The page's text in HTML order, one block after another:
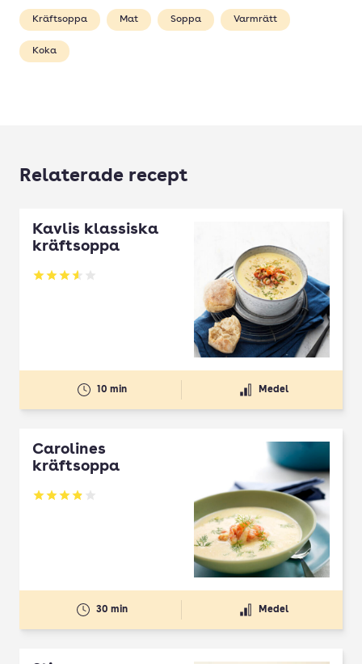
Kräftsoppa Mat Soppa Varmrätt
Koka
Relaterade recept
Kavlis klassiska
kräftsoppa
Betyg: 3.59 av 5
10 min Medel
Carolines
kräftsoppa
Betyg: 3.88 av 5
30 min Medel